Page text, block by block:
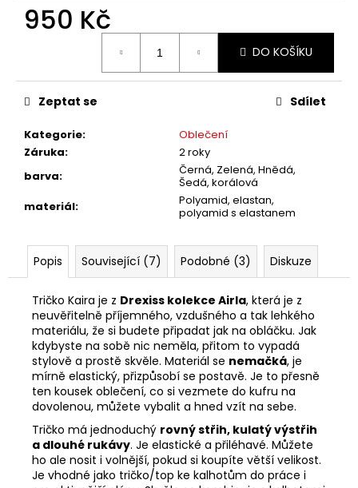
950 Kč
DO KOŠÍKU
Kategorie:
Oblečení
Záruka:
2 roky
barva:
Černá, Zelená, Hnědá,
Šedá, korálová
materiál:
Polyamid, elastan,
polyamid s elastanem
Zeptat se Sdílet
Popis Související (7) Podobné (3) Diskuze
Tričko Kaira je z Drexiss kolekce Airla, která je z
neuvěřitelně příjemného, vzdušného a tak lehkého
materiálu, že si budete připadat jak na obláčku. Jak
kdybyste na sobě nic neměla, přitom to vypadá
stylově a prostě skvěle. Materiál se nemačká, je
mírně elastický, přizpůsobí se postavě. Je to přesně
ten kousek oblečení, co si vezmete do kufru na
dovolenou, můžete vybalit a hned vzít na sebe.
Tričko má jednoduchý rovný střih, kulatý výstřih
a dlouhé rukávy. Je elastické a přiléhavé. Můžete
ho ale nosit i volnější, pokud si koupíte větší velikost.
Je vhodné jako tričko/top ke kalhotům do práce i